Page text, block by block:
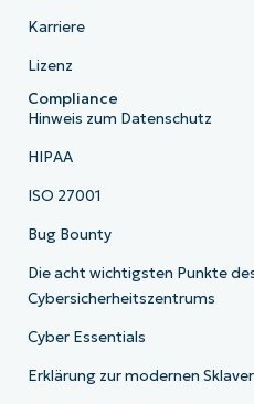
Karriere
Lizenz
Compliance
Hinweis zum Datenschutz
HIPAA
ISO 27001
Bug Bounty
Die acht wichtigsten Punkte
Cybersicherheitszentrums
Cyber Essentials
Erklärung zur modernen